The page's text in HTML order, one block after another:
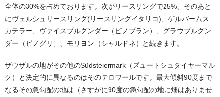
全体の30%を占めております。次がリースリングで25%、そのあと
にヴェルシュリースリング(リースリングイタリコ)、ゲルバームス
カテラー、ヴァイスブルグンダー（ピノブラン）、グラウブルグン
ダー（ピノグリ）、モリヨン（シャルドネ）と続きます。
ザウザルの地がその他のSüdsteiermark（ズュートシュタイヤーマル
ク）と決定的に異なるのはそのテロワールです。最大傾斜90度まで
なるその急勾配の地は（さすがに90度の急勾配の地に畑はありませ